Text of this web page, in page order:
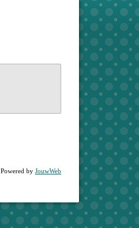
Powered by JouwWeb